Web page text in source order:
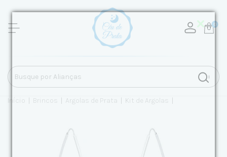
0
Início Brincos Argolas de Prata Kit de Argolas